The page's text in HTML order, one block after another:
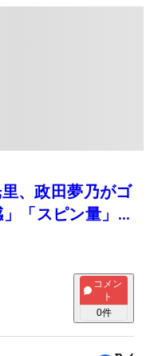
、政田夢乃がゴ
「スピン量」…
コメン
ト
0件